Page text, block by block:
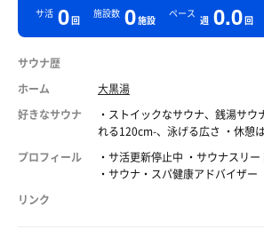
サ活 0回
施設数 0施設
ペース
週 0.0回
サウナ歴
ホーム
大黒湯
好きなサウナ
・ストイックなサウナ、銭湯サ
れる120cm-、泳げる広さ ・休憩
プロフィール
・サ活更新停止中 ・サウナスリ
・サウナ・スパ健康アドバイザー
リンク